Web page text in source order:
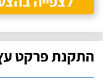
התקנת פרקט